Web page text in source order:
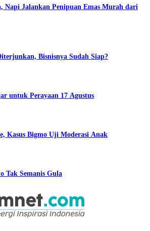
Napi Jalankan Penipuan Emas Murah dari
Bisnisnya Sudah Siap?
untuk Perayaan 17 Agustus
Kasus Bigmo Uji Moderasi Anak
Tak Semanis Gula